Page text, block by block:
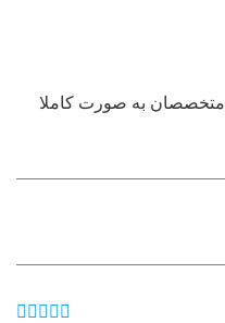
متخصصان به صورت کاملا